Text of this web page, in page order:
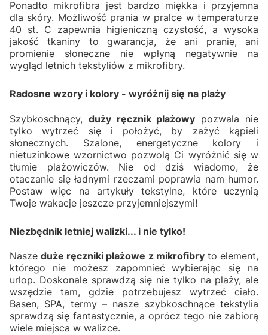
Ponadto mikrofibra jest bardzo miękka i przyjemna
dla skóry. Możliwość prania w pralce w temperaturze
40 st. C zapewnia higieniczną czystość, a wysoka
jakość tkaniny to gwarancja, że ani pranie, ani
promienie słoneczne nie wpłyną negatywnie na
wygląd letnich tekstyliów z mikrofibry.
Radosne wzory i kolory - wyróżnij się na plaży
Szybkoschnący, duży ręcznik plażowy pozwala nie
tylko wytrzeć się i położyć, by zażyć kąpieli
słonecznych. Szalone, energetyczne kolory i
nietuzinkowe wzornictwo pozwolą Ci wyróżnić się w
tłumie plażowiczów. Nie od dziś wiadomo, że
otaczanie się ładnymi rzeczami poprawia nam humor.
Postaw więc na artykuły tekstylne, które uczynią
Twoje wakacje jeszcze przyjemniejszymi!
Niezbędnik letniej walizki... i nie tylko!
Naszeduże ręczniki plażowe z mikrofibryto element,
którego nie możesz zapomnieć wybierając się na
urlop. Doskonale sprawdzą się nie tylko na plaży, ale
wszędzie tam, gdzie potrzebujesz wytrzeć ciało.
Basen, SPA, termy – nasze szybkoschnące tekstylia
sprawdzą się fantastycznie, a oprócz tego nie zabiorą
wiele miejsca w walizce.